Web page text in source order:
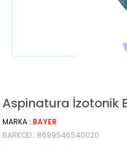
Aspinatura İzotonik
MARKA : BAYER
BARKOD : 8699546540020